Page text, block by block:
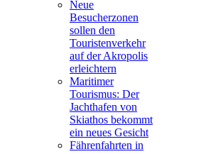
Neue
Besucherzonen
sollen den
Touristenverkehr
auf der Akropolis
erleichtern
Maritimer
Tourismus: Der
Jachthafen von
Skiathos bekommt
ein neues Gesicht
Fährenfahrten in